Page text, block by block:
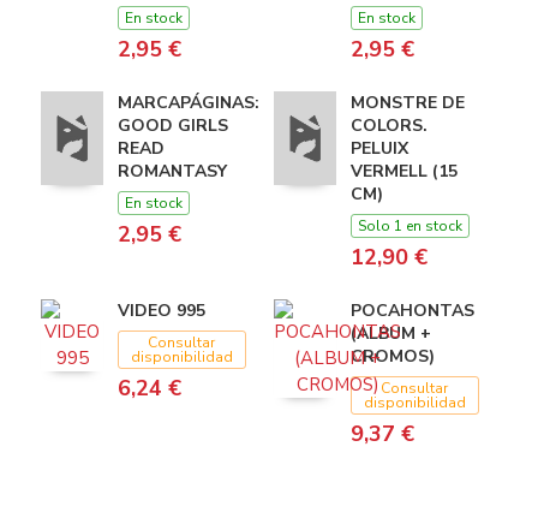
En stock
2,95 €
En stock
2,95 €
MARCAPÁGINAS:
GOOD GIRLS
READ
ROMANTASY
En stock
2,95 €
MONSTRE DE
COLORS.
PELUIX
VERMELL (15
CM)
Solo 1 en stock
12,90 €
VIDEO 995
Consultar
disponibilidad
6,24 €
POCAHONTAS
(ALBUM +
CROMOS)
Consultar
disponibilidad
9,37 €